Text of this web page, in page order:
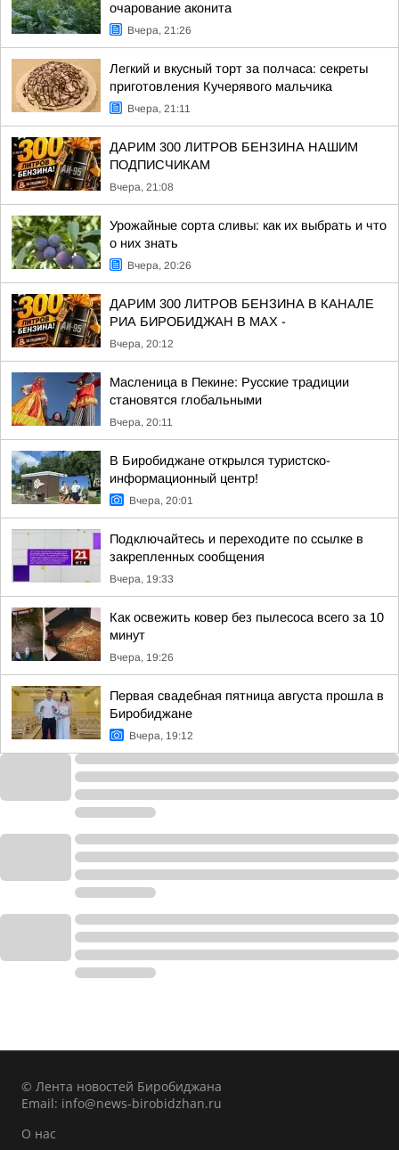
очарование аконита
Вчера, 21:26
Легкий и вкусный торт за полчаса: секреты
приготовления Кучерявого мальчика
Вчера, 21:11
ДАРИМ 300 ЛИТРОВ БЕНЗИНА НАШИМ
ПОДПИСЧИКАМ
Вчера, 21:08
Урожайные сорта сливы: как их выбрать и что
о них знать
Вчера, 20:26
ДАРИМ 300 ЛИТРОВ БЕНЗИНА В КАНАЛЕ
РИА БИРОБИДЖАН В МАХ -
Вчера, 20:12
Масленица в Пекине: Русские традиции
становятся глобальными
Вчера, 20:11
В Биробиджане открылся туристско-
информационный центр!
Вчера, 20:01
Подключайтесь и переходите по ссылке в
закрепленных сообщения
Вчера, 19:33
Как освежить ковер без пылесоса всего за 10
минут
Вчера, 19:26
Первая свадебная пятница августа прошла в
Биробиджане
Вчера, 19:12
© Лента новостей Биробиджана
Email: info@news-birobidzhan.ru
О нас